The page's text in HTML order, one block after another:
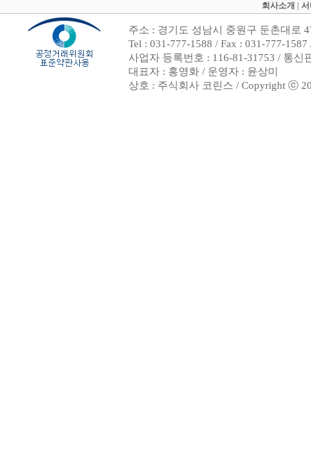
회사소개
주소 : 경기도 성남시 중원구 둔촌대로
Tel : 031-777-1588 / Fax : 031-777-
사업자 등록번호 : 116-81-31753 / 통신
대표자 : 홍영화 / 운영자 : 윤상미
상호 : 주식회사 코린스 / Copyright ⓒ